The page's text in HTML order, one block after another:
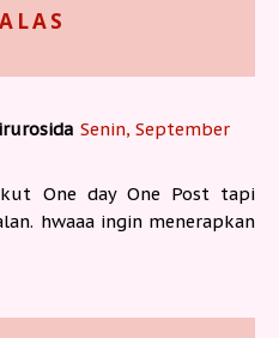
Senin, September
One day One Post tapi
hwaaa ingin menerapkan